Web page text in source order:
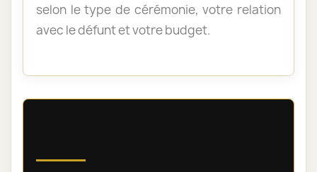
selon le type de cérémonie, votre relation
avec le défunt et votre budget.